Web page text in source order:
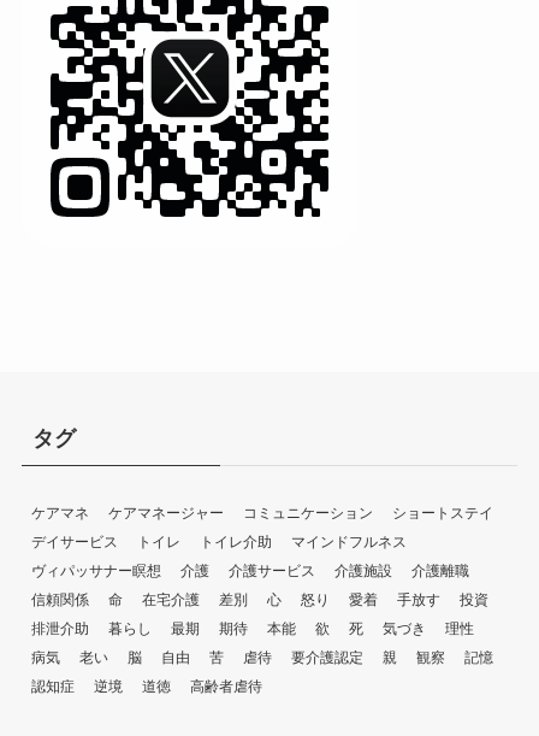
タグ
ケアマネ ケアマネージャー コミュニケーション
ショートステイ
デイサービス
トイレ トイレ介助
マインドフルネス
ヴィパッサナー瞑想
介護 介護サービス 介護施設
介護離職
信頼関係
命 在宅介護 差別 心 怒り 愛着 手放す
投資
排泄介助
暮らし 最期 期待 本能 欲 死 気づき
理性
病気
老い 脳 自由 苦 虐待 要介護認定 親 観察
記憶
認知症
逆境 道徳 高齢者虐待